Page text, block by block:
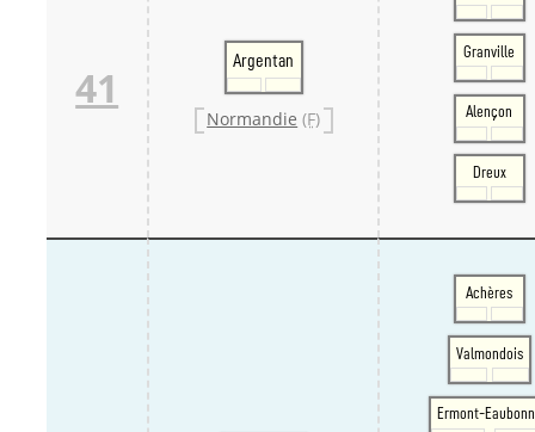
41
Argentan
Normandie (F)
Granville
Alençon
Dreux
Achères
Valmondois
Ermont-